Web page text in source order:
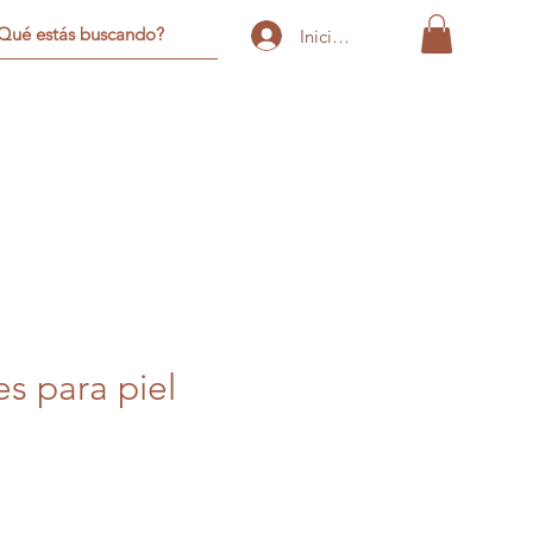
Iniciar sesión
para piel